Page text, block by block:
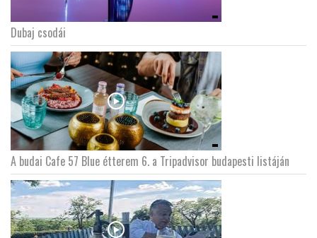
Dubaj csodái
A budai Cafe 57 Blue étterem 6. a Tripadvisor budapesti listáján